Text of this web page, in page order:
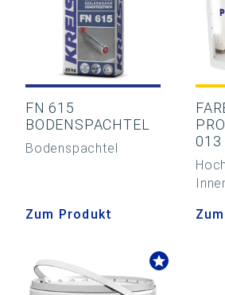
FN 615
BODENSPACHTEL
Bodenspachtel
Zum Produkt
013